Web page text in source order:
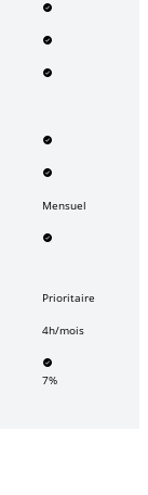
Mensuel
Prioritaire
4h/mois
7%